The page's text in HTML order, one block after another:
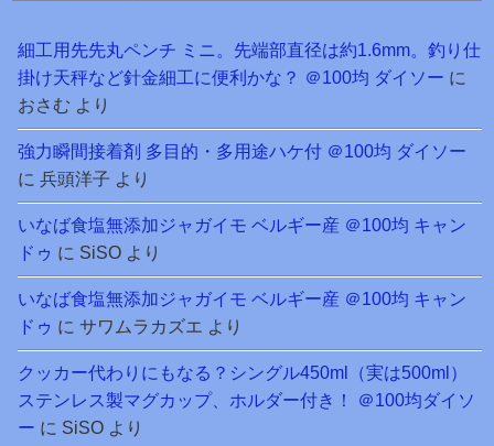
細工用先先丸ペンチ ミニ。先端部直径は約1.6mm。釣り仕
掛け天秤など針金細工に便利かな？ ＠100均 ダイソー に
おさむ より
強力瞬間接着剤 多目的・多用途ハケ付 ＠100均 ダイソー
に兵頭洋子 より
いなば食塩無添加ジャガイモ ベルギー産 ＠100均 キャン
ドゥ に SiSO より
いなば食塩無添加ジャガイモ ベルギー産 ＠100均 キャン
ドゥ にサワムラカズエ より
クッカー代わりにもなる？シングル450ml（実は500ml）
ステンレス製マグカップ、ホルダー付き！ ＠100均ダイソ
ー に SiSO より